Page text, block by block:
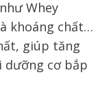
Whey
khoáng chất…
giúp tăng
dưỡng cơ bắp